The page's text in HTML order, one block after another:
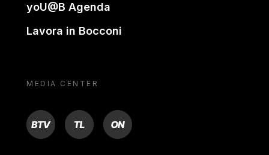
yoU@B Agenda
Lavora in Bocconi
MEDIA CENTER
BTV TL ON